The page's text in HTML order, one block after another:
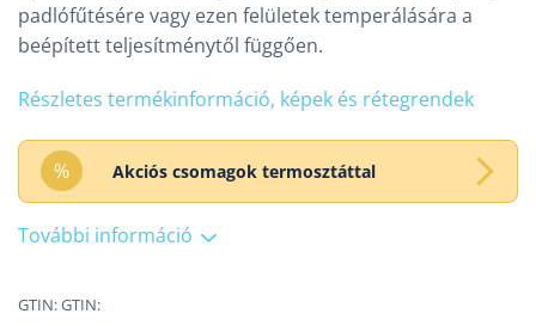
padlófűtésére vagy ezen felületek temperálására a
beépített teljesítménytől függően.
Részletes termékinformáció, képek és rétegrendek
% Akciós csomagok termosztáttal
További információ
GTIN: GTIN: